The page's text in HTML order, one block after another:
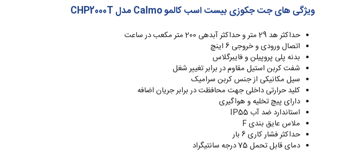
ویژگی های جت جکوزی بیست اسب کالمو Calmo مدل CHP2000T
حداکثر هد 29 متر و حداکثر آبدهی 200 متر مکعب در ساعت
اتصال ورودی و خروجی 6 اینچ
بدنه پلی پروپیلن و فایبرگلاس
شفت کربن استیل مقاوم در برابر تغییر شغل
سیل مکانیکی از جنس کربن سرامیک
کلید حرارتی داخلی جهت محافظت در برابر جریان اضافه
دارای پیچ تخلیه و هواگیری
استاندارد ضد آب IP55
ملاس عایق بندی F
حداکثر فشار کاری 6 بار
دمای قابل تحمل 75 درجه سانتیگراد